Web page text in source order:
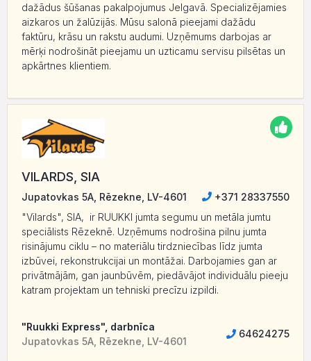
dažādus šūšanas pakalpojumus Jelgavā. Specializējamies
aizkaros un žalūzijās. Mūsu salonā pieejami dažādu
faktūru, krāsu un rakstu audumi. Uzņēmums darbojas ar
mērķi nodrošināt pieejamu un uzticamu servisu pilsētas un
apkārtnes klientiem.
VILARDS, SIA
Jupatovkas 5A, Rēzekne, LV-4601
+371 28337550
"Vilards", SIA, ir RUUKKI jumta segumu un metāla jumtu
speciālists Rēzeknē. Uzņēmums nodrošina pilnu jumta
risinājumu ciklu – no materiālu tirdzniecības līdz jumta
izbūvei, rekonstrukcijai un montāžai. Darbojamies gan ar
privātmājām, gan jaunbūvēm, piedāvājot individuālu pieeju
katram projektam un tehniski precīzu izpildi.
"Ruukki Express", darbnīca
Jupatovkas 5A, Rēzekne, LV-4601
64624275